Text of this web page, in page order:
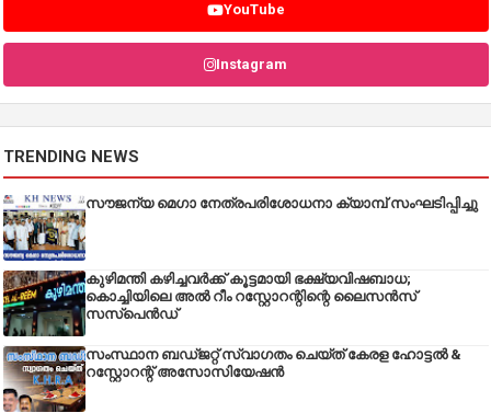
YouTube
Instagram
TRENDING NEWS
സൗജന്യ മെഗാ നേത്രപരിശോധനാ ക്യാമ്പ് സംഘടിപ്പിച്ചു
കുഴിമന്തി കഴിച്ചവർക്ക് കൂട്ടമായി ഭക്ഷ്യവിഷബാധ;
കൊച്ചിയിലെ അൽ റീം റസ്റ്റോറന്റിന്റെ ലൈസൻസ്
സസ്പെൻഡ്
സംസ്ഥാന ബഡ്‌ജറ്റ് സ്വാഗതം ചെയ്ത് കേരള ഹോട്ടൽ &
റസ്റ്റോറന്റ് അസോസിയേഷൻ